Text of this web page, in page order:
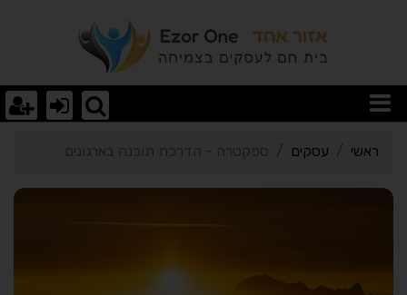
פרטי כרטיס העסק
ראשי עסקים ספקטרה - הדרכת תוכנה בארגונים